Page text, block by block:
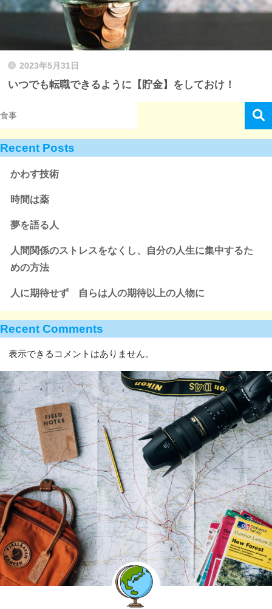
2023年5月31日
いつでも転職できるように【貯金】をしておけ！
Recent Posts
かわす技術
時間は薬
夢を語る人
人間関係のストレスをなくし、自分の人生に集中するた
めの方法
人に期待せず 自らは人の期待以上の人物に
Recent Comments
表示できるコメントはありません。